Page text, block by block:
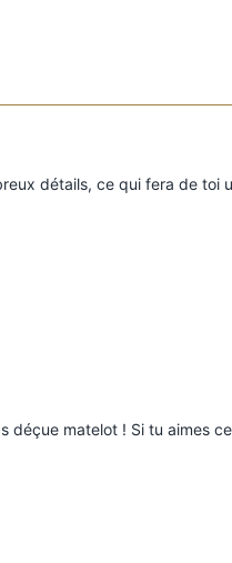
détails, ce qui fera de toi
déçue matelot ! Si tu aimes